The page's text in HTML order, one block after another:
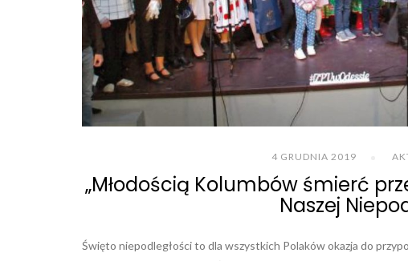
4 GRUDNIA 2019
„Młodością Kolumbów śmierć
Naszej
Święto niepodległości to dla wszystkich Polaków okazja do